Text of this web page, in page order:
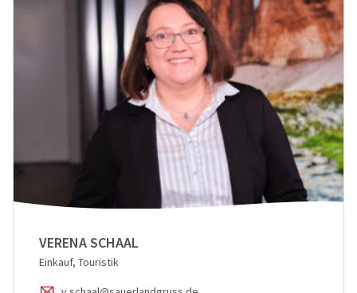
VERENA SCHAAL
Einkauf, Touristik